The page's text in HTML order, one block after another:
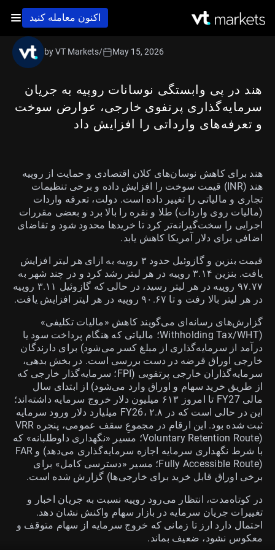
اکنون معامله کنید
هند در پی وابستگی نوسانات روپیه به جریان
سرمایه‌گذاری پرتفوی خارجی، عوارض سوخت
و تعرفه‌های وارداتی را افزایش داد
by VT Markets/ May 15, 2026
هند برای کاهش نوسان‌های کلان اقتصادی و حمایت از روپیه
هند (INR) قیمت سوخت را افزایش داده و برخی تنظیمات
تجاری و مالیاتی را تغییر داده است. دولت، تعرفه واردات
(مالیات روی واردات) طلا و نقره را بالا برد و بعضی مقررات
اجرایی را سخت‌گیرانه‌تر کرد تا خریدها محدود شود و تقاضای
اضافی برای دلار آمریکا کاهش یابد.
قیمت بنزین و گازوئیل حدود ۳ روپیه به ازای هر لیتر افزایش
یافت. بنزین ۳.۱۴ روپیه در هر لیتر رشد کرد و در چند شهر به
۹۷.۷۷ روپیه در هر لیتر رسید، در حالی که گازوئیل ۳.۱۱ روپیه
در هر لیتر بالا رفت و تا ۹۰.۶۷ روپیه در هر لیتر افزایش یافت.
گزارش‌های رسانه‌ای می‌گویند کاهش «مالیات تکلیفی»
(Withholding Tax/WHT؛ مالیاتی که هنگام پرداخت سود یا
درآمد از سرمایه‌گذاری از مبلغ کسر می‌شود) برای دارندگان
خارجی اوراق قرضه در دست بررسی است. در بخش بدهی،
سرمایه‌گذاران خارجی پرتفویی (FPI؛ سرمایه‌گذار خارجی که
از طریق خرید سهام و اوراق وارد می‌شود) از ابتدای سال
مالی FY27 تا امروز ۶۱۳ میلیون دلار خروج سرمایه داشته‌اند؛
این در حالی است که در FY26، ۲.۸ میلیارد دلار ورود سرمایه
ثبت شده بود. این ارقام در مجموعِ سقف عمومی، پنجره VRR
(Voluntary Retention Route؛ مسیر «نگهداری داوطلبانه» که
با شرط نگهداری سرمایه اجازه سرمایه‌گذاری می‌دهد) و FAR
(Fully Accessible Route؛ مسیر «دسترسی کامل» برای
برخی اوراق قابل خرید برای خارجی‌ها) گزارش شده است.
در کوتاه‌مدت، انتظار می‌رود روپیه نسبت به جریان اخبار و
تغییرات جریان سرمایه در بازار سهام واکنش نشان دهد.
احتمال دارد ارز تا زمانی که خروج سرمایه از سهام متوقف و
معکوس نشود، ضعیف بماند.